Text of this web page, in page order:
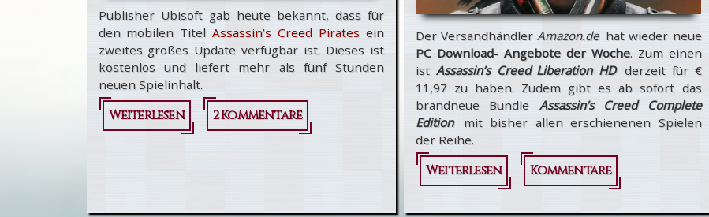
Publisher Ubisoft gab heute bekannt, dass für
den mobilen TitelAssassin’s Creed Pirates ein
zweites großes Update verfügbar ist. Dieses ist
kostenlos und liefert mehr als fünf Stunden
neuen Spielinhalt.
Weiterlesen
über
2 Kommentare
Der VersandhändlerAmazon.de hat wieder neue
PC Download- Angebote der Woche. Zum einen
ist Assassin’s Creed Liberation HD derzeit für €
11,97 zu haben. Zudem gibt es ab sofort das
brandneue Bundle Assassin’s Creed Complete
Edition
mit bisher allen erschienenen Spielen
der Reihe.
Weiterlesen
über
Kommentare